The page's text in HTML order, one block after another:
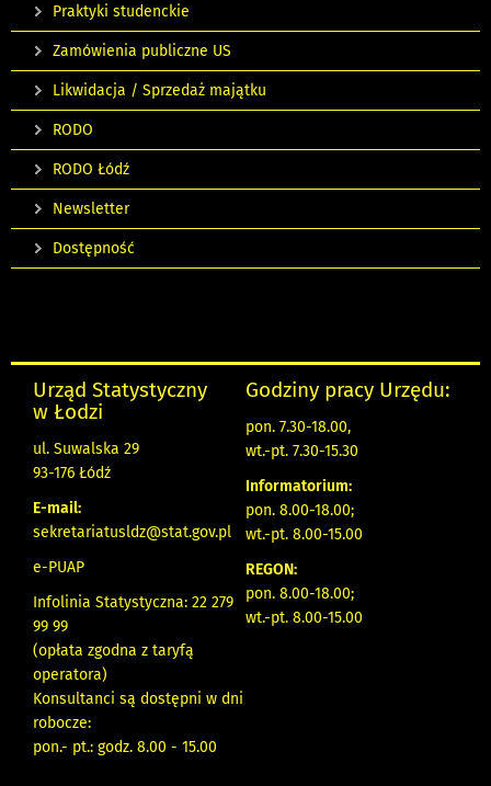
Praktyki studenckie
Zamówienia publiczne US
Likwidacja / Sprzedaż majątku
RODO
RODO Łódź
Newsletter
Dostępność
Urząd Statystyczny
w Łodzi
ul. Suwalska 29
93-176 Łódź
E-mail:
sekretariatusldz@stat.gov.pl
e-PUAP
Infolinia Statystyczna: 22 279
99 99
(opłata zgodna z taryfą
operatora)
Konsultanci są dostępni w dni
robocze:
pon.- pt.: godz. 8.00 - 15.00
Godziny pracy Urzędu:
pon. 7.30-18.00,
wt.-pt. 7.30-15.30
Informatorium:
pon. 8.00-18.00;
wt.-pt. 8.00-15.00
REGON:
pon. 8.00-18.00;
wt.-pt. 8.00-15.00